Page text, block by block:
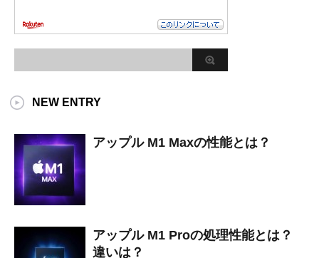
NEW ENTRY
アップル M1 Maxの性能とは？
アップル M1 Proの処理性能とは？
違いは？